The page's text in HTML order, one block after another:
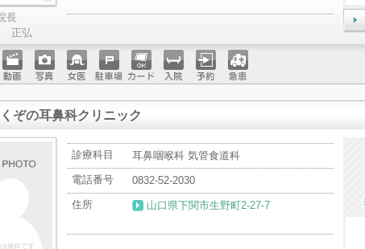
長
正弘
画 写真 女医 駐車場クレジ
ットカ
ード
入院 予約 急患
ぞの耳鼻科クリニック
診療科目
耳鼻咽喉科 気管食道科
電話番号
0832-52-2030
住所
山口県下関市生野町2-27-7